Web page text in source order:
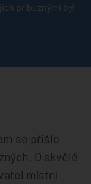
příbuznými byl
se přišlo
O skvělé
místní